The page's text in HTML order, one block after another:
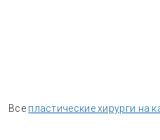
Все пластические хирурги на